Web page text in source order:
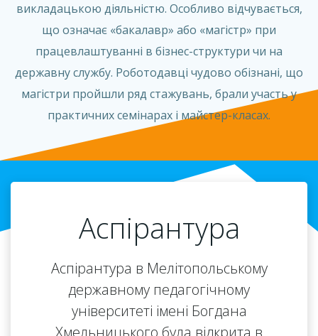
викладацькою діяльністю. Особливо відчувається,
що означає «бакалавр» або «магістр» при
працевлаштуванні в бізнес-структури чи на
державну службу. Роботодавці чудово обізнані, що
магістри пройшли ряд стажувань, брали участь у
практичних семінарах і майстер-класах.
Аспірантура
Аспірантура в Мелітопольському
державному педагогічному
університеті імені Богдана
Хмельницького була відкрита в